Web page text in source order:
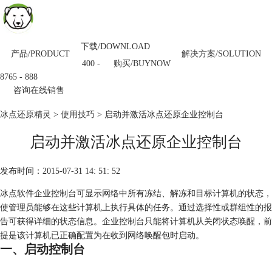
产品/PRODUCT 解决方案/SOLUTION
下载/DOWNLOAD
购买/BUYNOW
400 -
8765 - 888
咨询在线销售
冰点还原精灵 > 使用技巧 > 启动并激活冰点还原企业控制台
启动并激活冰点还原企业控制台
发布时间：2015-07-31 14: 51: 52
冰点软件企业控制台可显示网络中所有冻结、解冻和目标计算机的状态，
使管理员能够在这些计算机上执行具体的任务。通过选择性或群组性的报
告可获得详细的状态信息。企业控制台只能将计算机从关闭状态唤醒，前
提是该计算机已正确配置为在收到网络唤醒包时启动。
一、启动控制台